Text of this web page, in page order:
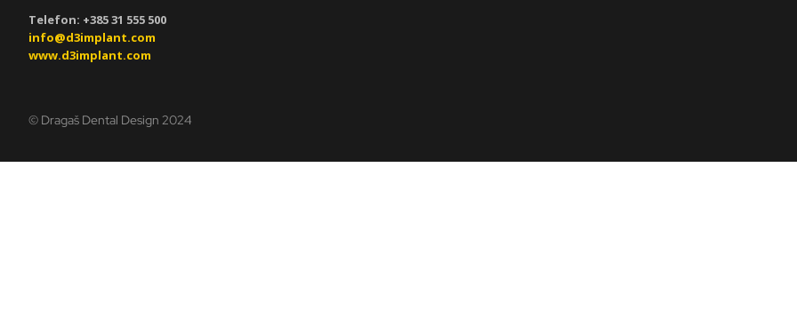
Telefon: +385 31 555 500
info@d3implant.com
www.d3implant.com
© Dragaš Dental Design 2024